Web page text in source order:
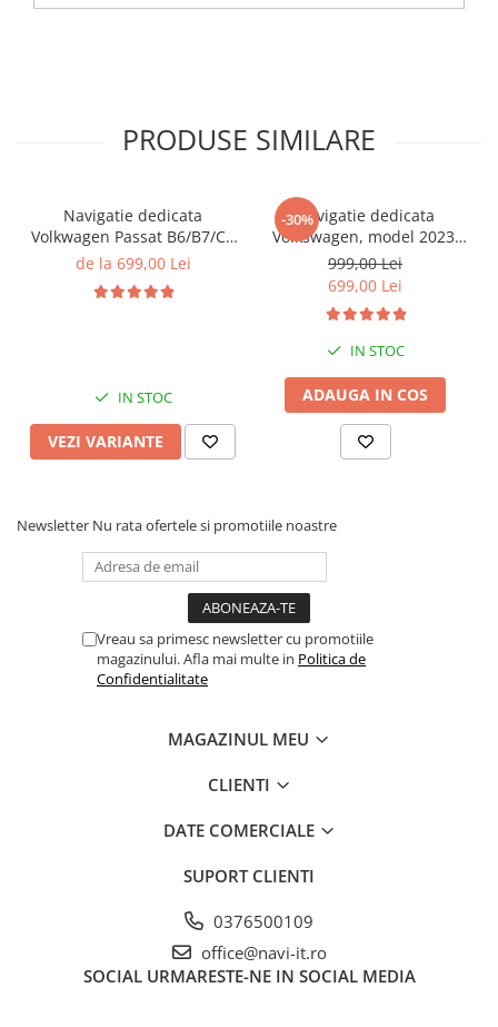
PRODUSE SIMILARE
Navigatie dedicata
Volkwagen Passat B6/B7/CC
Gri, 4GB RAM 64GB ROM,
Display QLED 10", DSP,
de la 699,00 Lei
IN STOC
VEZI VARIANTE
-30%Navigatie dedicata
Volkswagen, model 2023,
4GB RAM 64GB ROM,
Quadcore, Android 14,
Display QLED 7", DSP,
Carplay&Android Auto,
Suport camere AHD
999,00 Lei
699,00 Lei
IN STOC
ADAUGA IN COS
Newsletter Nu rata ofertele si promotiile noastre
Vreau sa primesc newsletter cu promotiile
magazinului. Afla mai multe in Politica de
Confidentialitate
MAGAZINUL MEU
CLIENTI
DATE COMERCIALE
SUPORT CLIENTI
0376500109
office@navi-it.ro
SOCIAL URMARESTE-NE IN SOCIAL MEDIA